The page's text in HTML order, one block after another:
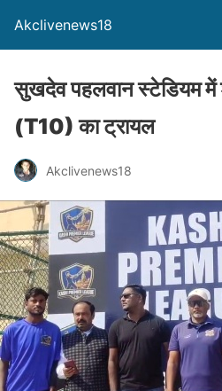
Akclivenews18
सुखदेव पहलवान स्टेडियम
(T10) का ट्रायल
Akclivenews18